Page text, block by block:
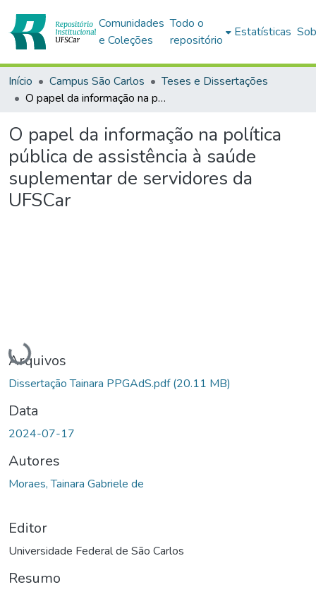
Comunidades
e Coleções
Todo o
repositório
Estatísticas
Início Campus São Carlos
Teses e Dissertações
O papel da informação na política pública de assistência à saúde suplementar de servidores da UFSCar
O papel da informação na política
pública de assistência à saúde
suplementar de servidores da
UFSCar
Carregando...
Arquivos
Dissertação Tainara PPGAdS.pdf(20.11 MB)
Data
2024-07-17
Autores
Moraes, Tainara Gabriele de
Editor
Universidade Federal de São Carlos
Resumo